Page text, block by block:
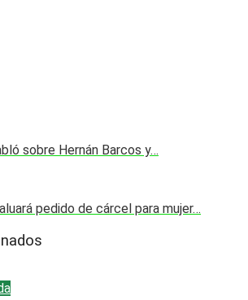
sobre Hernán Barcos y…
pedido de cárcel para mujer…